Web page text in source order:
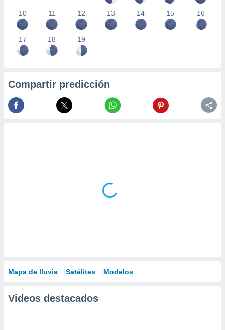
10 11 12 13 14 15 16
17 18 19
Compartir predicción
Mapa de lluvia Satélites Modelos
Videos destacados